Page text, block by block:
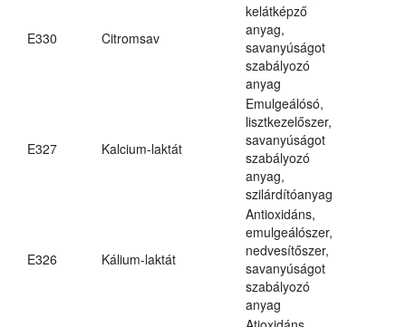
E330 Citromsav
kelátképző
anyag,
savanyúságot
szabályozó
anyag
E327 Kalcium-laktát
Emulgeálósó,
lisztkezelőszer,
savanyúságot
szabályozó
anyag,
szilárdítóanyag
E326 Kálium-laktát
Antioxidáns,
emulgeálószer,
nedvesítőszer,
savanyúságot
szabályozó
anyag